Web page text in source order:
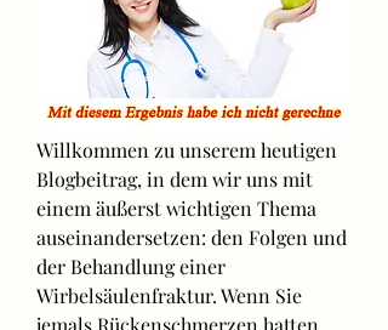
Willkommen zu unserem heutigen
Blogbeitrag, in dem wir uns mit
einem äußerst wichtigen Thema
auseinandersetzen: den Folgen und
der Behandlung einer
Wirbelsäulenfraktur. Wenn Sie
jemals Rückenschmerzen hatten